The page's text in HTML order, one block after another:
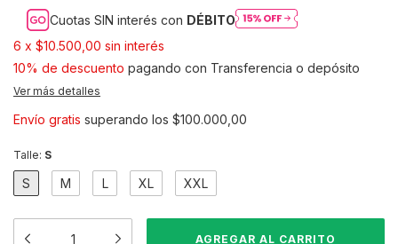
Cuotas SIN interés con DÉBITO
6 x $10.500,00 sin interés
10% de descuento pagando con Transferencia o depósito
Ver más detalles
Envío gratis superando los $100.000,00
Talle: S
S M L XL XXL